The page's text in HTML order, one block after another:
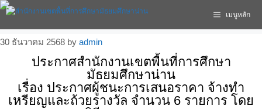
เมนูหลัก
30 ธันวาคม 2568 by admin
ประกาศสำนักงานเขตพื้นที่การศึกษา
มัธยมศึกษาน่าน
เรื่อง ประกาศผู้ชนะการเสนอราคา จ้างทำ
เหรียญและถ้วยรางวัล จำนวน 6 รายการ โดย